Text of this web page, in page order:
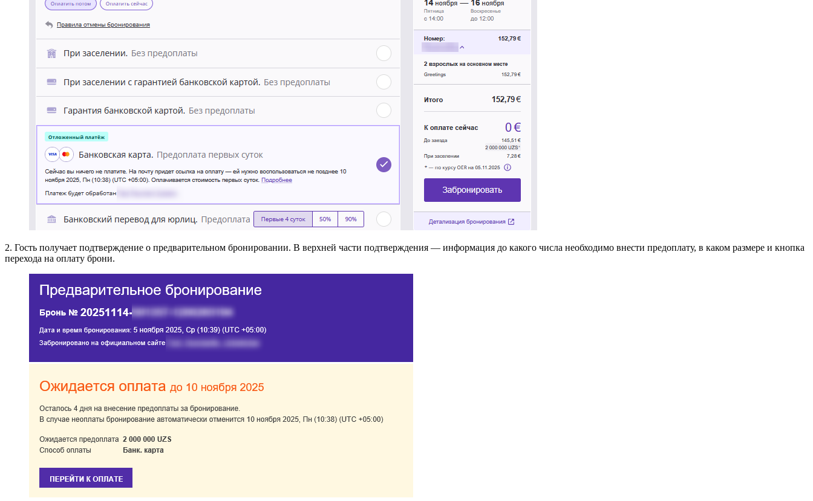
2. Гость получает подтверждение о предварительном бронировании. В верхней части подтверждения — информация до какого числа необходимо внести предоплату, в каком размере и кнопка
перехода на оплату брони.